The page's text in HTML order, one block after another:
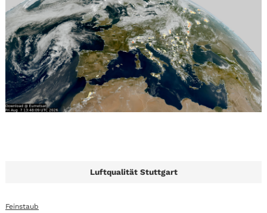
Luftqualität Stuttgart
Feinstaub